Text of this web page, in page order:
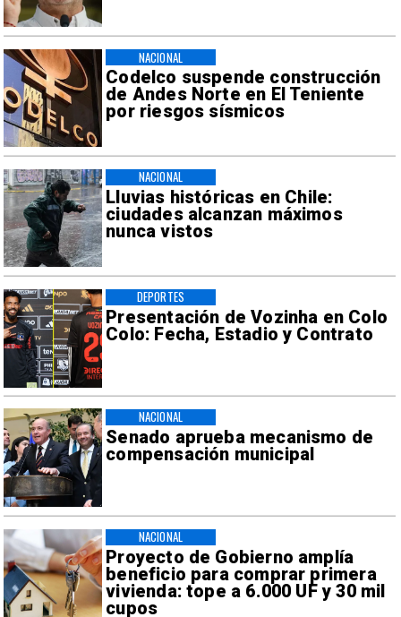
Codelco suspende construcción
de Andes Norte en El Teniente
por riesgos sísmicos
NACIONAL
Lluvias históricas en Chile:
ciudades alcanzan máximos
nunca vistos
NACIONAL
Presentación de Vozinha en Colo
Colo: Fecha, Estadio y Contrato
DEPORTES
Senado aprueba mecanismo de
compensación municipal
NACIONAL
Proyecto de Gobierno amplía
beneficio para comprar primera
vivienda: tope a 6.000 UF y 30 mil
cupos
NACIONAL